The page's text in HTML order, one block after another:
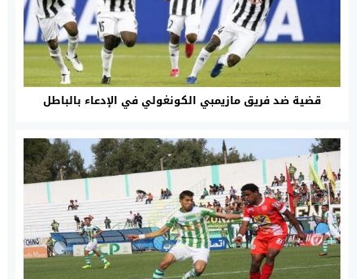
قضية ضد فريق مازيمبي الكونغولي في الإدعاء بالباطل